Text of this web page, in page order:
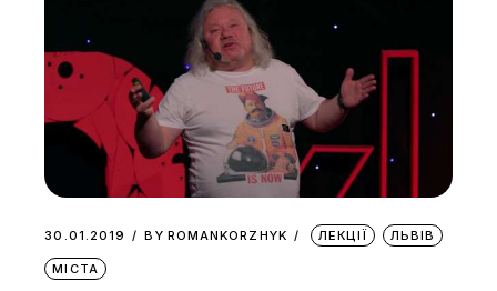
30.01.2019 BY ROMANKORZHYK ЛЕКЦІЇ ЛЬВІВ
МІСТА